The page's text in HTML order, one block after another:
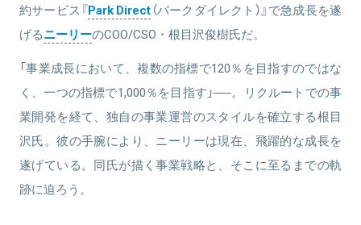
約サービス『Park Direct（パークダイレクト）』で急成長を遂
げるニーリーのCOO/CSO・根目沢俊樹氏だ。
「事業成長において、複数の指標で120％を目指すのではな
く、一つの指標で1,000％を目指す」──。リクルートでの事
業開発を経て、独自の事業運営のスタイルを確立する根目
沢氏。彼の手腕により、ニーリーは現在、飛躍的な成長を
遂げている。同氏が描く事業戦略と、そこに至るまでの軌
跡に迫ろう。